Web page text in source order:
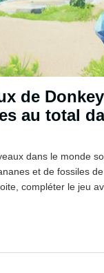
de
au total
dans le monde
et de fossiles
compléter le jeu